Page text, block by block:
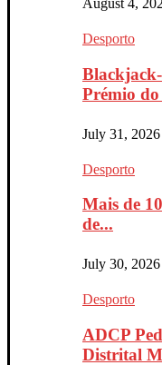
August 4,
Desporto
Prémio
July 31, 2026
Desporto
Mais de
de...
July 30, 2026
Desporto
ADCP
Distrital